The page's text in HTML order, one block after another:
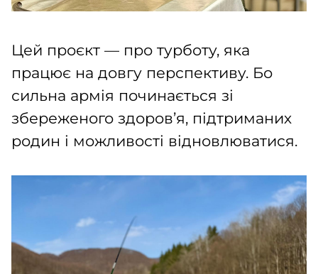
Цей проєкт — про турботу, яка
працює на довгу перспективу. Бо
сильна армія починається зі
збереженого здоров’я, підтриманих
родин і можливості відновлюватися.